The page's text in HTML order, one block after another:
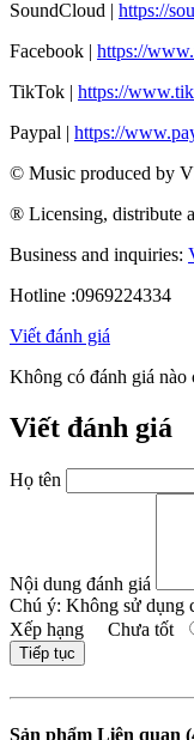
SoundCloud | https://
Facebook | https://
TikTok | https://
Paypal | https://
© Music produced by
® Licensing, distribute
Business and inquiries:
Hotline :0969224334
Viết đánh giá
Không có đánh giá nào
Viết đánh giá
Họ tên
Nội dung đánh giá
Chú ý: Không sử dụng
Xếp hạng Chưa tốt
Tiếp tục
Sản phẩm Liên quan